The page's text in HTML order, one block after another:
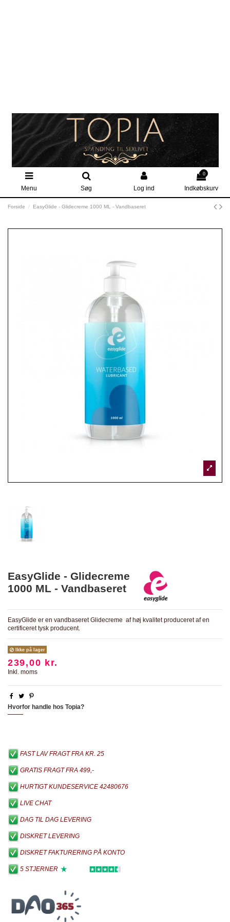
Menu Søg Log ind
0
Indkøbskurv
Forside EasyGlide - Glidecreme 1000 ML - Vandbaseret
EasyGlide - Glidecreme
1000 ML - Vandbaseret
EasyGlide er en vandbaseret Glidecreme af høj kvalitet produceret af en
certificeret tysk producent.
Ikke på lager
239,00 kr.
Inkl. moms
Hvorfor handle hos Topia?
FAST LAV FRAGT FRA KR. 25
GRATIS FRAGT FRA 499,-
HURTIGT KUNDESERVICE 42480676
LIVE CHAT
DAG TIL DAG LEVERING
DISKRET LEVERING
DISKRET FAKTURERING PÅ KONTO
5 STJERNER